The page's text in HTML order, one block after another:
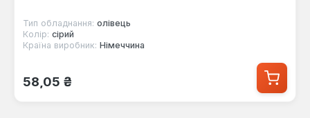
Тип обладнання: олівець
Колір: сірий
Країна виробник: Німеччина
Звичайна ціна:
58,05 ₴